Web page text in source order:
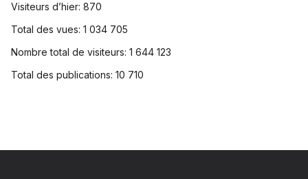
Visiteurs d’hier: 870
Total des vues: 1 034 705
Nombre total de visiteurs: 1 644 123
Total des publications: 10 710